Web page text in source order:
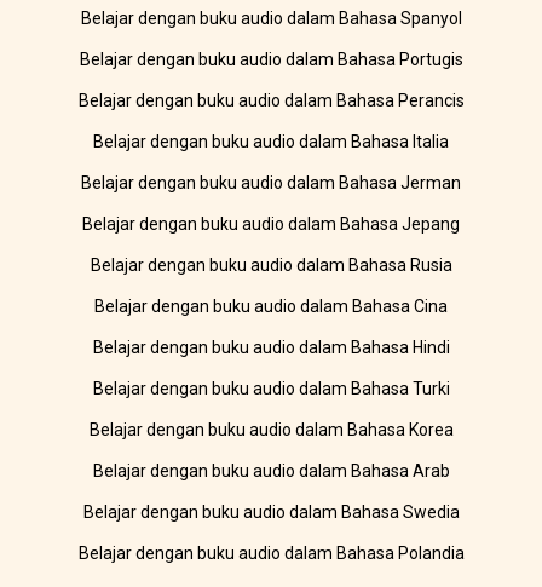
Belajar dengan buku audio dalam Bahasa Spanyol
Belajar dengan buku audio dalam Bahasa Portugis
Belajar dengan buku audio dalam Bahasa Perancis
Belajar dengan buku audio dalam Bahasa Italia
Belajar dengan buku audio dalam Bahasa Jerman
Belajar dengan buku audio dalam Bahasa Jepang
Belajar dengan buku audio dalam Bahasa Rusia
Belajar dengan buku audio dalam Bahasa Cina
Belajar dengan buku audio dalam Bahasa Hindi
Belajar dengan buku audio dalam Bahasa Turki
Belajar dengan buku audio dalam Bahasa Korea
Belajar dengan buku audio dalam Bahasa Arab
Belajar dengan buku audio dalam Bahasa Swedia
Belajar dengan buku audio dalam Bahasa Polandia